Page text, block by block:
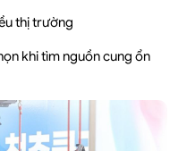
thị trường
khi tìm nguồn cung ổn